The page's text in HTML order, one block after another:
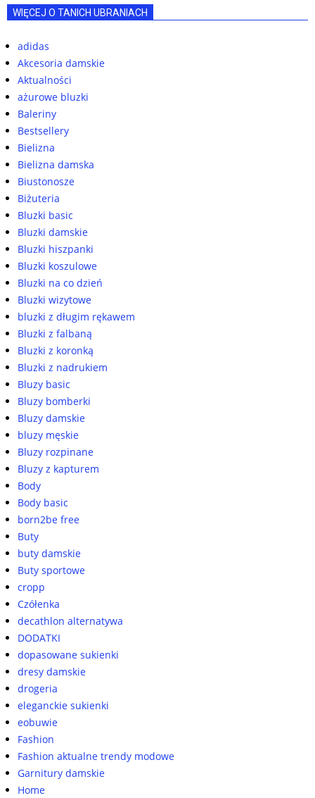
WIĘCEJ O TANICH UBRANIACH
adidas
Akcesoria damskie
Aktualności
ażurowe bluzki
Baleriny
Bestsellery
Bielizna
Bielizna damska
Biustonosze
Biżuteria
Bluzki basic
Bluzki damskie
Bluzki hiszpanki
Bluzki koszulowe
Bluzki na co dzień
Bluzki wizytowe
bluzki z długim rękawem
Bluzki z falbaną
Bluzki z koronką
Bluzki z nadrukiem
Bluzy basic
Bluzy bomberki
Bluzy damskie
bluzy męskie
Bluzy rozpinane
Bluzy z kapturem
Body
Body basic
born2be free
Buty
buty damskie
Buty sportowe
cropp
Czółenka
decathlon alternatywa
DODATKI
dopasowane sukienki
dresy damskie
drogeria
eleganckie sukienki
eobuwie
Fashion
Fashion aktualne trendy modowe
Garnitury damskie
Home